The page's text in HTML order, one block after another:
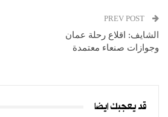
الشايف: اقلاع رحلة عمان
وجوازات صنعاء معتمدة
قد يعجبك ايضا